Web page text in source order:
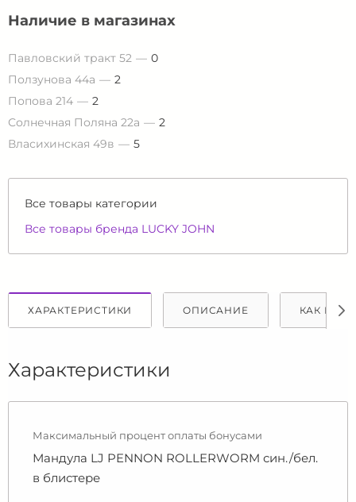
Наличие в магазинах
Павловский тракт 52
0
Ползунова 44а
2
Попова 214
2
Солнечная Поляна 22а
2
Власихинская 49в
5
Все товары категории
Все товары бренда LUCKY JOHN
ХАРАКТЕРИСТИКИ ОПИСАНИЕ КАК
Характеристики
Максимальный процент оплаты бонусами
Мандула LJ PENNON ROLLERWORM син./бел.
в блистере